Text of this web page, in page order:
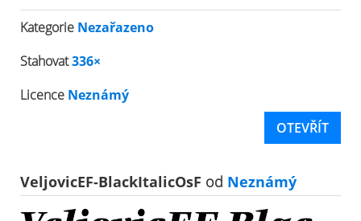
Kategorie Nezařazeno
Stahovat336×
Licence Neznámý
OTEVŘÍT
VeljovicEF-BlackItalicOsF od Neznámý